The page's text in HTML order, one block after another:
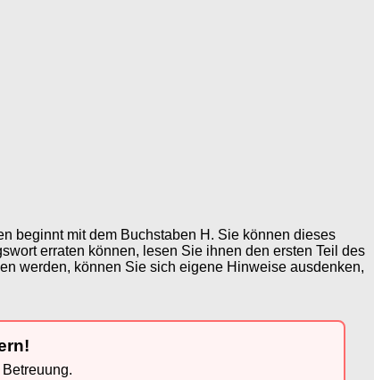
beginnt mit dem Buchstaben H. Sie können dieses
erraten können, lesen Sie ihnen den ersten Teil des
werden, können Sie sich eigene Hinweise ausdenken,